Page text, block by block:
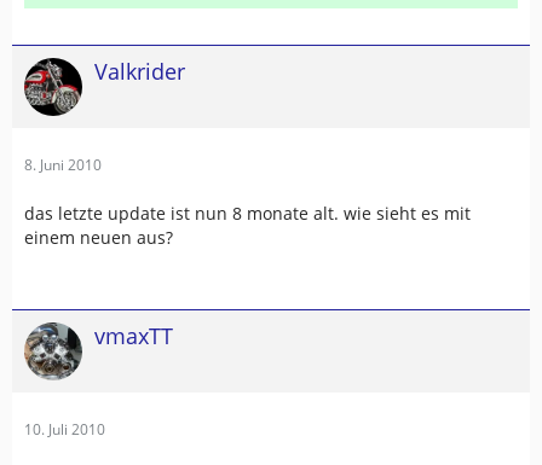
Valkrider
8. Juni 2010
das letzte update ist nun 8 monate alt. wie sieht es mit
einem neuen aus?
vmaxTT
10. Juli 2010